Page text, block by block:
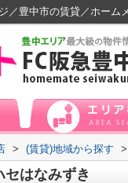
／豊中市の賃貸／ホーム
> (賃貸)地域から探す >
はなみずき